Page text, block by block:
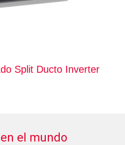
Split Ducto Inverter
en el mundo